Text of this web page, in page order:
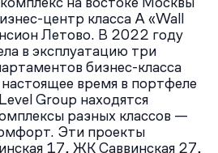
центр класса А «Wall
Летово. В 2022 году
в эксплуатацию три
бизнес-класса
время в портфеле
Group находятся
разных классов —
Эти проекты
17, ЖК Саввинская 27,